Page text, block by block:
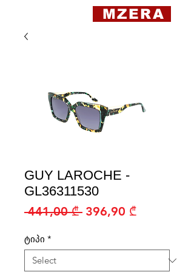
MZERA
GUY LAROCHE -
GL36311530
441,00 ₾ Regular
396,90 ₾Sale
ტიპი *